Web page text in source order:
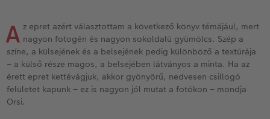
Azonnali fotókidolgozás
Matrica nyomtatás azonnal
Fotókollázsok
Fotószalag
CEWE myPhotos
Esküvő
CEWE myPhotos
A z epret azért választottam a következő könyv témájául, mert
nagyon fotogén és nagyon sokoldalú gyümölcs. Szép a
színe, a külsejének és a belsejének pedig különböző a textúrája
– a külső része magos, a belsejében látványos a minta. Ha az
érett epret kettévágjuk, akkor gyönyörű, nedvesen csillogó
felületet kapunk – ez is nagyon jól mutat a fotókon – mondja
Orsi.